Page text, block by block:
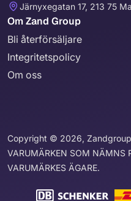
Järnyxegatan 17, 213 75
Om Zand Group
Bli återförsäljare
Integritetspolicy
Om oss
Copyright © 2026,
VARUMÄRKEN SOM NÄMNS
VARUMÄRKES ÄGARE.